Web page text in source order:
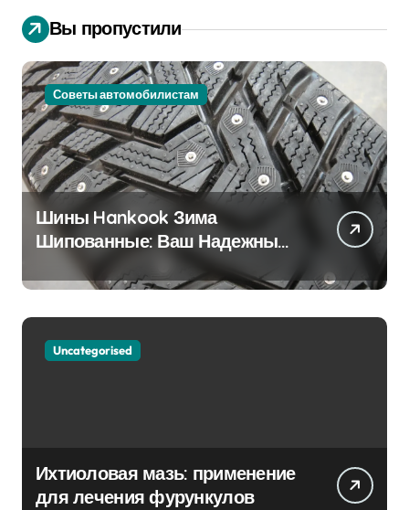
Вы пропустили
Советы автомобилистам
Шины Hankook Зима
Шипованные: Ваш Надежный
Партнёр на Снежных Дорогах
Uncategorised
Ихтиоловая мазь: применение
для лечения фурункулов